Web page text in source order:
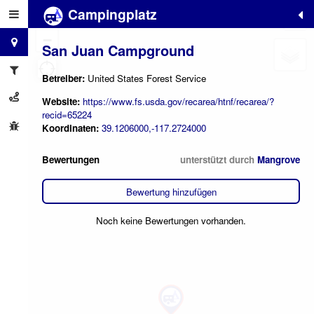
Campingplatz
San Juan Campground
Betreiber: United States Forest Service
Website: https://www.fs.usda.gov/recarea/htnf/recarea/?
recid=65224
Koordinaten: 39.1206000,-117.2724000
Bewertungen unterstützt durch Mangrove
Bewertung hinzufügen
Noch keine Bewertungen vorhanden.
+